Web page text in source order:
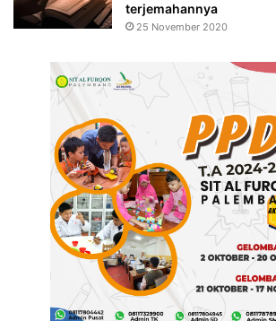
terjemahannya
25 November 2020